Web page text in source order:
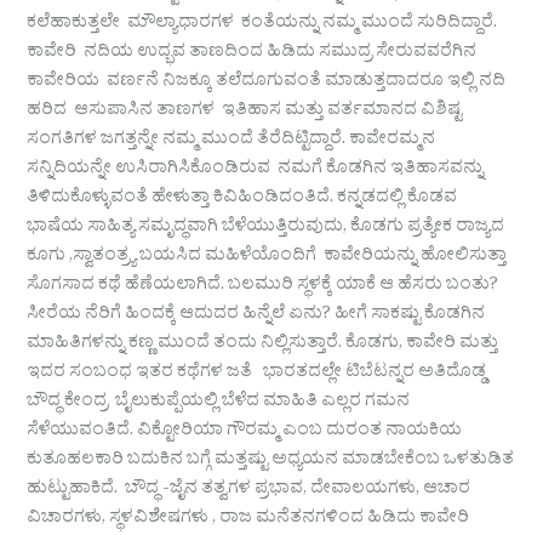
ಕಲೆಹಾಕುತ್ತಲೇ ಮೌಲ್ಯಾಧಾರಗಳ ಕಂತೆಯನ್ನು ನಮ್ಮ ಮುಂದೆ ಸುರಿದಿದ್ದಾರೆ.
ಕಾವೇರಿ ನದಿಯ ಉದ್ಭವ ತಾಣದಿಂದ ಹಿಡಿದು ಸಮುದ್ರ ಸೇರುವವರೆಗಿನ
ಕಾವೇರಿಯ ವರ್ಣನೆ ನಿಜಕ್ಕೂ ತಲೆದೂಗುವಂತೆ ಮಾಡುತ್ತದಾದರೂ ಇಲ್ಲಿ ನದಿ
ಹರಿದ ಆಸುಪಾಸಿನ ತಾಣಗಳ ಇತಿಹಾಸ ಮತ್ತು ವರ್ತಮಾನದ ವಿಶಿಷ್ಟ
ಸಂಗತಿಗಳ ಜಗತ್ತನ್ನೇ ನಮ್ಮ ಮುಂದೆ ತೆರೆದಿಟ್ಟಿದ್ದಾರೆ. ಕಾವೇರಮ್ಮನ
ಸನ್ನಿದಿಯನ್ನೇ ಉಸಿರಾಗಿಸಿಕೊಂಡಿರುವ ನಮಗೆ ಕೊಡಗಿನ ಇತಿಹಾಸವನ್ನು
ತಿಳಿದುಕೊಳ್ಳುವಂತೆ ಹೇಳುತ್ತಾ ಕಿವಿಹಿಂಡಿದಂತಿದೆ. ಕನ್ನಡದಲ್ಲಿ ಕೊಡವ
ಭಾಷೆಯ ಸಾಹಿತ್ಯ ಸಮೃದ್ಧವಾಗಿ ಬೆಳೆಯುತ್ತಿರುವುದು, ಕೊಡಗು ಪ್ರತ್ಯೇಕ ರಾಜ್ಯದ
ಕೂಗು ,ಸ್ವಾತಂತ್ರ್ಯ ಬಯಸಿದ ಮಹಿಳೆಯೊಂದಿಗೆ ಕಾವೇರಿಯನ್ನು ಹೋಲಿಸುತ್ತಾ
ಸೊಗಸಾದ ಕಥೆ ಹೆಣೆಯಲಾಗಿದೆ. ಬಲಮುರಿ ಸ್ಥಳಕ್ಕೆ ಯಾಕೆ ಆ ಹೆಸರು ಬಂತು?
ಸೀರೆಯ ನೆರಿಗೆ ಹಿಂದಕ್ಕೆ ಆದುದರ ಹಿನ್ನೆಲೆ ಏನು? ಹೀಗೆ ಸಾಕಷ್ಟು ಕೊಡಗಿನ
ಮಾಹಿತಿಗಳನ್ನು ಕಣ್ಣ ಮುಂದೆ ತಂದು ನಿಲ್ಲಿಸುತ್ತಾರೆ. ಕೊಡಗು, ಕಾವೇರಿ ಮತ್ತು
ಇದರ ಸಂಬಂಧ ಇತರ ಕಥೆಗಳ ಜತೆ ಭಾರತದಲ್ಲೇ ಟಿಬೆಟನ್ನರ ಅತಿದೊಡ್ಡ
ಬೌದ್ಧ ಕೇಂದ್ರ ಬೈಲುಕುಪ್ಪೆಯಲ್ಲಿ ಬೆಳೆದ ಮಾಹಿತಿ ಎಲ್ಲರ ಗಮನ
ಸೆಳೆಯುವಂತಿದೆ. ವಿಕ್ಟೋರಿಯಾ ಗೌರಮ್ಮ ಎಂಬ ದುರಂತ ನಾಯಕಿಯ
ಕುತೂಹಲಕಾರಿ ಬದುಕಿನ ಬಗ್ಗೆ ಮತ್ತಷ್ಟು ಅಧ್ಯಯನ ಮಾಡಬೇಕೆಂಬ ಒಳತುಡಿತ
ಹುಟ್ಟುಹಾಕಿದೆ. ಬೌದ್ಧ -ಜೈನ ತತ್ವಗಳ ಪ್ರಭಾವ, ದೇವಾಲಯಗಳು, ಆಚಾರ
ವಿಚಾರಗಳು, ಸ್ಥಳವಿಶೇಷಗಳು , ರಾಜ ಮನೆತನಗಳಿಂದ ಹಿಡಿದು ಕಾವೇರಿ